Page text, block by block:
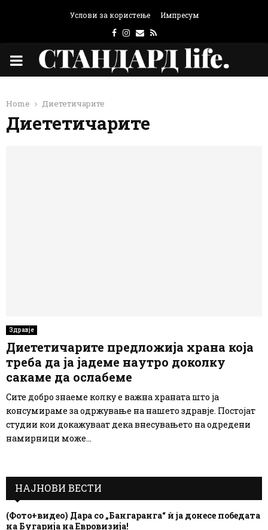
Услови за користење Импресум
Facebook
Instagram
Email
Rss
PRIMARY
Home Диететичарите
Диететичарите
Здравје
Диететичарите предложија храна која
треба да ја јадеме наутро доколку
сакаме да ослабеме
Сите добро знаеме колку е важна храната што ја
консумираме за одржување на нашето здравје. Постојат
студии кои докажуваат дека внесувањето на одредени
намирници може...
НАЈНОВИ ВЕСТИ
(Фото+видео) Дара со „Бангаранга“ ѝ ја донесе победата
на Бугарија на Евровизија!